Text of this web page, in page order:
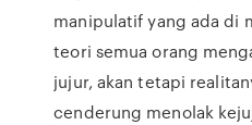
manipulatif yang ada di
teori semua orang
jujur, akan tetapi
cenderung menolak